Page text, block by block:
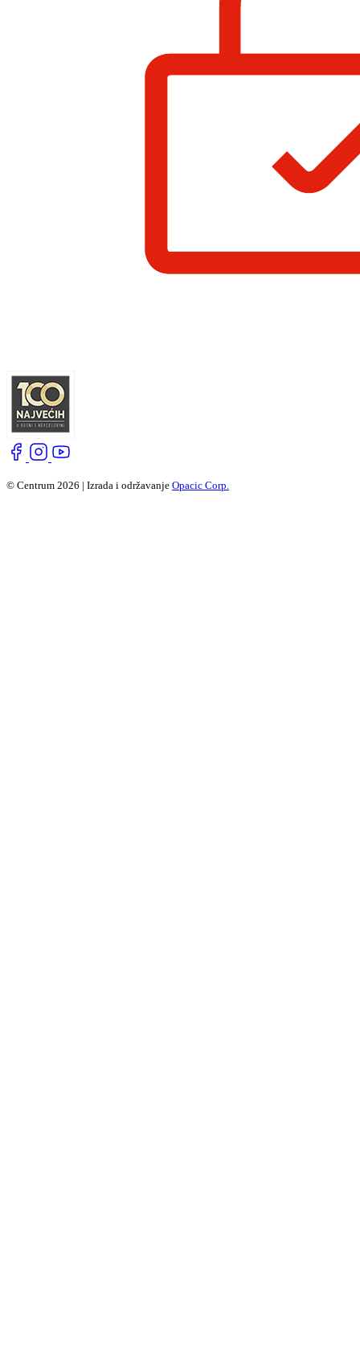
© Centrum 2026 | Izrada i održavanje Opacic Corp.